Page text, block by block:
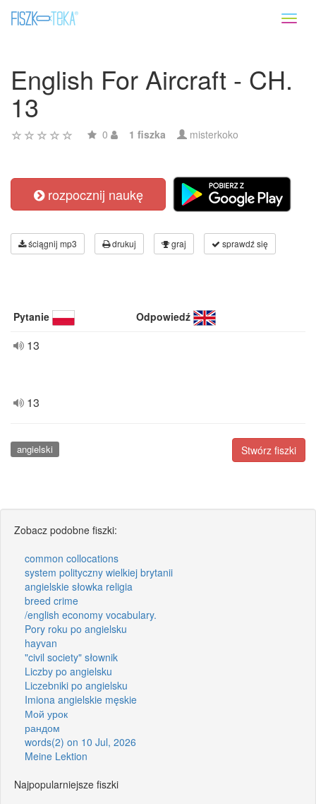
English For Aircraft - CH.
13
0 1 fiszka misterkoko
rozpocznij naukę
ściągnij mp3 drukuj graj sprawdź się
Pytanie Odpowiedź
13
13
Stwórz fiszki
angielski
Zobacz podobne fiszki:
common collocations
system polityczny wielkiej brytanii
angielskie słowka religia
breed crime
/english economy vocabulary.
Pory roku po angielsku
hayvan
"civil society" słownik
Liczby po angielsku
Liczebniki po angielsku
Imiona angielskie męskie
Мой урок
рандом
words(2) on 10 Jul, 2026
Meine Lektion
Najpopularniejsze fiszki